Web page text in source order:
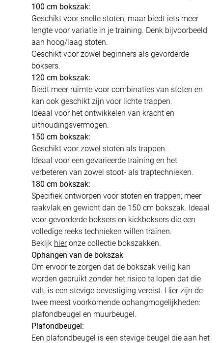
100 cm bokszak:
Geschikt voor snelle stoten, maar biedt iets meer
lengte voor variatie in je training. Denk bijvoorbeeld
aan hoog/laag stoten.
Geschikt voor zowel beginners als gevorderde
boksers.
120 cm bokszak:
Biedt meer ruimte voor combinaties van stoten en
kan ook geschikt zijn voor lichte trappen.
Ideaal voor het ontwikkelen van kracht en
uithoudingsvermogen.
150 cm bokszak:
Geschikt voor zowel stoten als trappen.
Ideaal voor een gevarieerde training en het
verbeteren van zowel stoot- als traptechnieken.
180 cm bokszak:
Specifiek ontworpen voor stoten en trappen; meer
raakvlak en gewicht dan de 150 cm bokszak. Ideaal
voor gevorderde boksers en kickboksers die een
volledige reeks technieken willen trainen.
Bekijk hieronze collectie bokszakken.
Ophangen van de bokszak
Om ervoor te zorgen dat de bokszak veilig kan
worden gebruikt zonder het risico te lopen dat die
valt, is een stevige bevestiging vereist. Hier zijn de
twee meest voorkomende ophangmogelijkheden:
plafondbeugel en muurbeugel.
Plafondbeugel:
Een plafondbeugel is een stevige beugel die aan het